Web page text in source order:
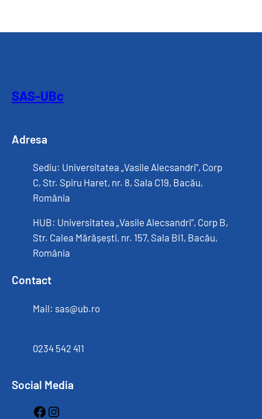
SAS-UBc
Adresa
Sediu: Universitatea „Vasile Alecsandri”, Corp
C, Str. Spiru Haret, nr. 8, Sala C19, Bacău,
România
HUB: Universitatea „Vasile Alecsandri”, Corp B,
Str. Calea Mărășești, nr. 157, Sala BI1, Bacău,
România
Contact
Mail: sas@ub.ro
0234 542 411
Social Media
Facebook Instagram